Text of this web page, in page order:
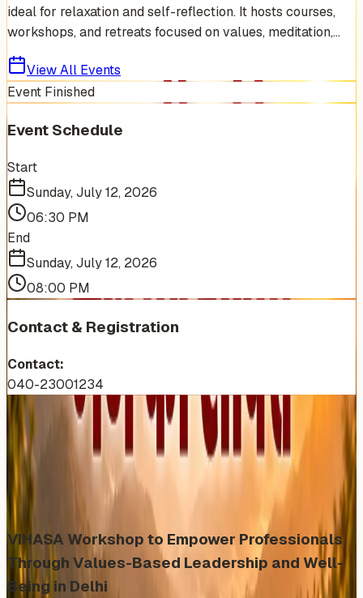
ideal for relaxation and self-reflection. It hosts courses,
workshops, and retreats focused on values, meditation,...
View All Events
Event Finished
Event Schedule
Start
Sunday, July 12, 2026
06:30 PM
End
Sunday, July 12, 2026
08:00 PM
Contact & Registration
Contact:
040-23001234
More Events You'll Love
Similar events from the same venue, organizer, or
category
VIHASA Workshop to Empower Professionals
Through Values-Based Leadership and Well-
Being in Delhi